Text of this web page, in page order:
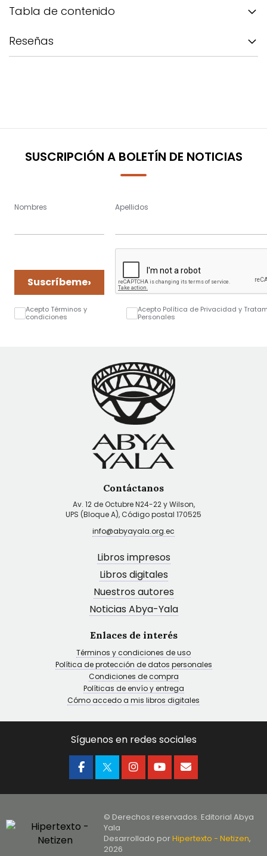
Tabla de contenido
Reseñas
SUSCRIPCIÓN A BOLETÍN DE NOTICIAS
Nombres Apellidos
Suscríbeme›
Acepto Términos y
condiciones
Acepto Política de Privacidad y
Personales
Contáctanos
Av. 12 de Octubre N24-22 y Wilson,
UPS (Bloque A), Código postal 170525
info@abyayala.org.ec
Libros impresos
Libros digitales
Nuestros autores
Noticias Abya-Yala
Enlaces de interés
Términos y condiciones de uso
Política de protección de datos personales
Condiciones de compra
Políticas de envío y entrega
Cómo accedo a mis libros digitales
Síguenos en redes sociales
© Derechos reservados. Editorial Abya
Yala
Desarrollado porHipertexto - Netizen,
2026